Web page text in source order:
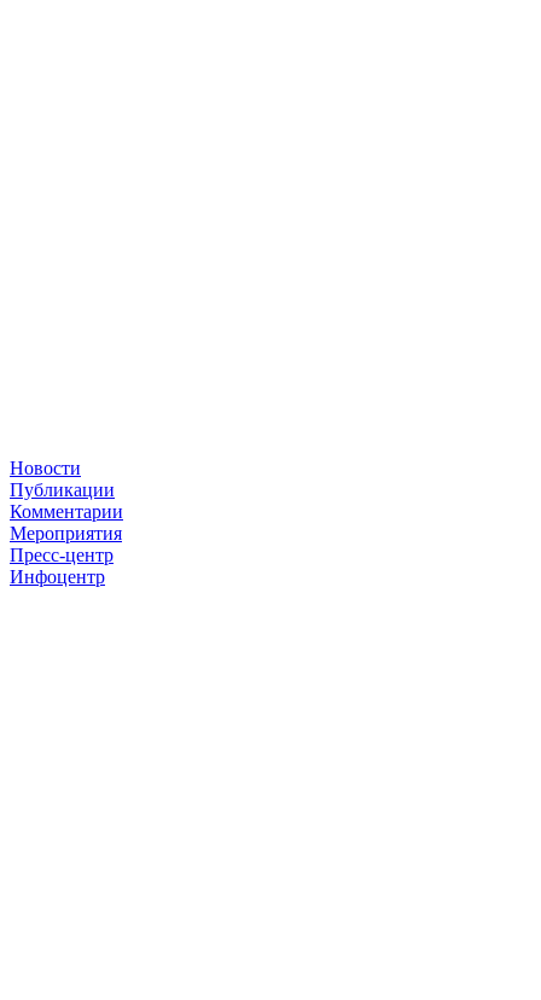
Новости
Публикации
Комментарии
Мероприятия
Пресс-центр
Инфоцентр